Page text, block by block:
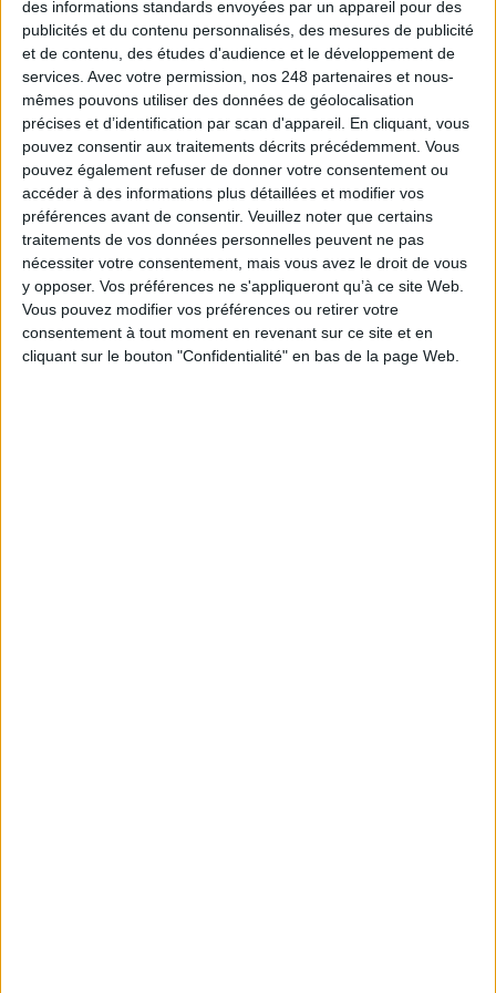
des informations standards envoyées par un appareil pour des
publicités et du contenu personnalisés, des mesures de publicité
et de contenu, des études d'audience et le développement de
services. Avec votre permission, nos 248 partenaires et nous-
mêmes pouvons utiliser des données de géolocalisation
précises et d’identification par scan d'appareil. En cliquant, vous
pouvez consentir aux traitements décrits précédemment. Vous
pouvez également refuser de donner votre consentement ou
accéder à des informations plus détaillées et modifier vos
préférences avant de consentir. Veuillez noter que certains
traitements de vos données personnelles peuvent ne pas
nécessiter votre consentement, mais vous avez le droit de vous
y opposer. Vos préférences ne s'appliqueront qu’à ce site Web.
Vous pouvez modifier vos préférences ou retirer votre
consentement à tout moment en revenant sur ce site et en
cliquant sur le bouton "Confidentialité" en bas de la page Web.
Déjà abonné.e ?Connectez-vous
Sur le même sujet:
Email éthique : 3 messageries qui respectent la vie privée à tester
d'urgence
Gmail : 3 extensions gratuites pour améliorer votre messagerie
Comment protéger ses emails ? Trois messageries sécurisées au banc
d'essai
0 Commentaire